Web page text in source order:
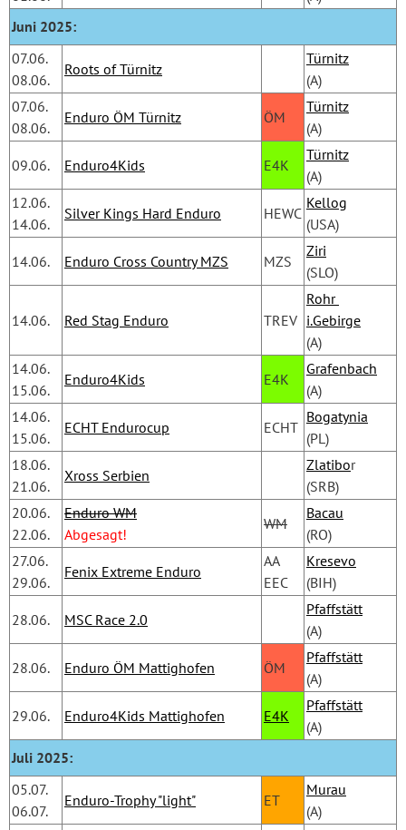
Juni 2025:
07.06.
08.06.
Roots of Türnitz
Türnitz
(A)
07.06.
08.06.
Enduro ÖM Türnitz ÖM
Türnitz
(A)
09.06. Enduro4Kids E4K
Türnitz
(A)
12.06.
14.06.
Silver Kings Hard Enduro HEWC
Kellog
(USA)
14.06. Enduro Cross Country MZS MZS
Ziri
(SLO)
14.06. Red Stag Enduro TREV
Rohr
i.Gebirge
(A)
14.06.
15.06.
Enduro4Kids E4K
Grafenbach
(A)
14.06.
15.06.
ECHT Endurocup ECHT
Bogatynia
(PL)
18.06.
21.06.
Xross Serbien
Zlatibor
(SRB)
20.06.
22.06.
Enduro WM
Abgesagt!
WM
Bacau
(RO)
27.06.
29.06.
Fenix Extreme Enduro
AA
EEC
Kresevo
(BIH)
28.06. MSC Race 2.0
Pfaffstätt
(A)
28.06. Enduro ÖM Mattighofen ÖM
Pfaffstätt
(A)
29.06. Enduro4Kids Mattighofen E4K
Pfaffstätt
(A)
Juli 2025:
05.07.
06.07.
Enduro-Trophy "light" ET
Murau
(A)